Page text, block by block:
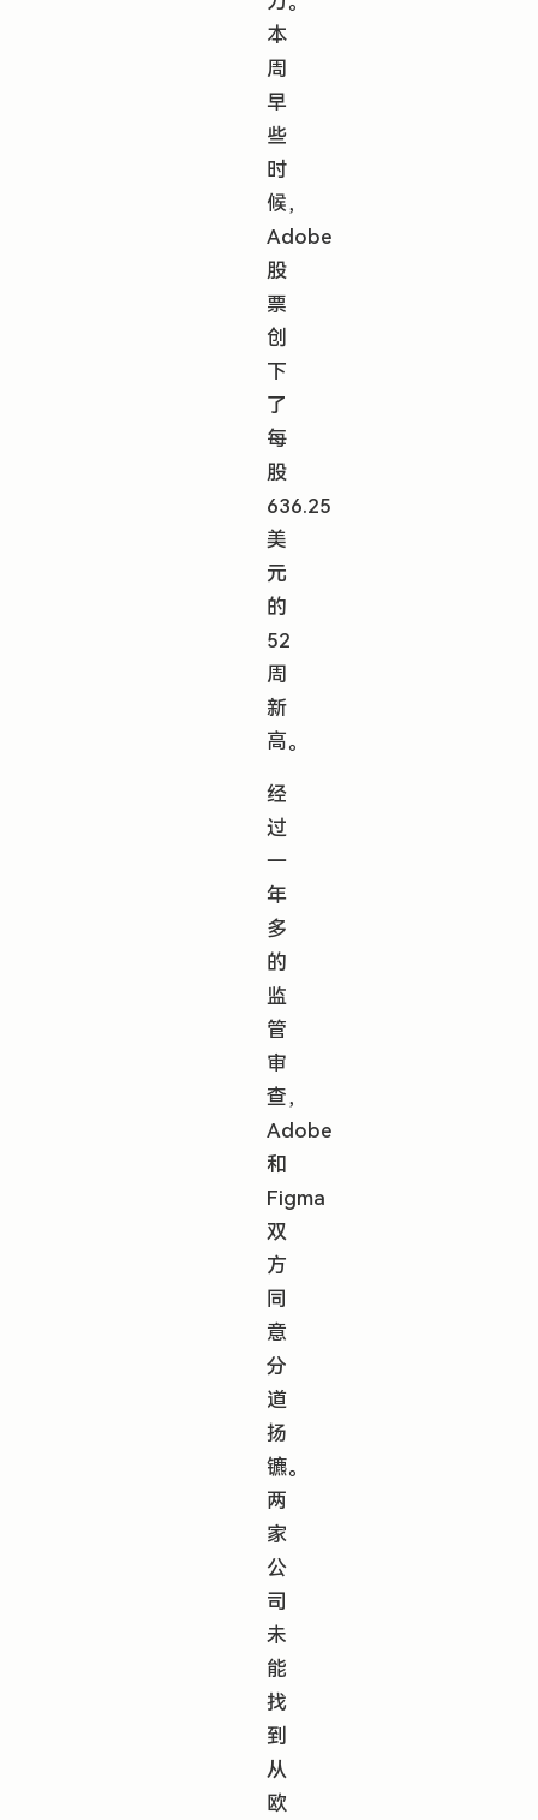
本
周
早
些
时
候，
Adobe
股
票
创
下
了
每
股
636.25
美
元
的
52
周
新
高。
经
过
一
年
多
的
监
管
审
查，
Adobe
和
Figma
双
方
同
意
分
道
扬
镳。
两
家
公
司
未
能
找
到
从
欧